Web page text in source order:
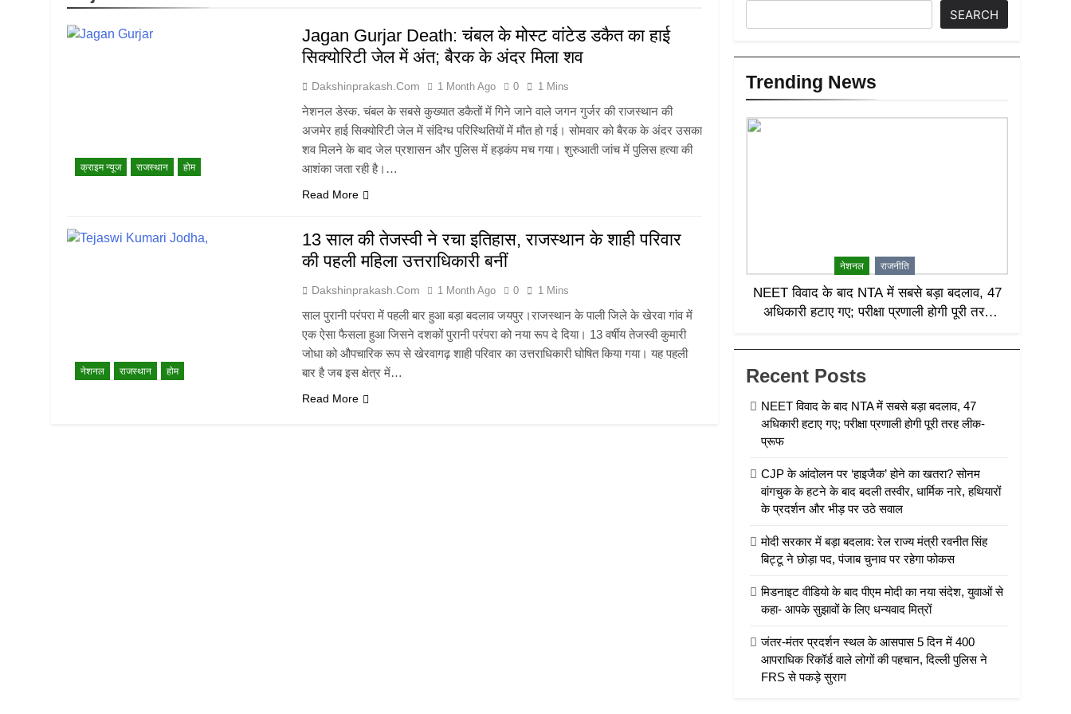
क्राइम न्यूज राजस्थान होम
Jagan Gurjar Death: चंबल के मोस्ट वांटेड डकैत का हाई
सिक्योरिटी जेल में अंत; बैरक के अंदर मिला शव
Dakshinprakash.com 1 Month Ago 0 1 Mins
नेशनल डेस्क. चंबल के सबसे कुख्यात डकैतों में गिने जाने वाले जगन गुर्जर की राजस्थान की
अजमेर हाई सिक्योरिटी जेल में संदिग्ध परिस्थितियों में मौत हो गई। सोमवार को बैरक के अंदर उसका
शव मिलने के बाद जेल प्रशासन और पुलिस में हड़कंप मच गया। शुरुआती जांच में पुलिस हत्या की
आशंका जता रही है।…
Read More
नेशनल राजस्थान होम
13 साल की तेजस्वी ने रचा इतिहास, राजस्थान के शाही परिवार
की पहली महिला उत्तराधिकारी बनीं
Dakshinprakash.com 1 Month Ago 0 1 Mins
साल पुरानी परंपरा में पहली बार हुआ बड़ा बदलाव जयपुर।राजस्थान के पाली जिले के खेरवा गांव में
एक ऐसा फैसला हुआ जिसने दशकों पुरानी परंपरा को नया रूप दे दिया। 13 वर्षीय तेजस्वी कुमारी
जोधा को औपचारिक रूप से खेरवागढ़ शाही परिवार का उत्तराधिकारी घोषित किया गया। यह पहली
बार है जब इस क्षेत्र में…
Read More
SEARCH
Trending News
नेशनल राजनीति
NEET विवाद के बाद NTA में सबसे बड़ा बदलाव, 47
अधिकारी हटाए गए; परीक्षा प्रणाली होगी पूरी तरह
Recent Posts
NEET विवाद के बाद NTA में सबसे बड़ा बदलाव, 47
अधिकारी हटाए गए; परीक्षा प्रणाली होगी पूरी तरह लीक-
प्रूफ
CJP के आंदोलन पर ‘हाइजैक’ होने का खतरा? सोनम
वांगचुक के हटने के बाद बदली तस्वीर, धार्मिक नारे, हथियारों
के प्रदर्शन और भीड़ पर उठे सवाल
मोदी सरकार में बड़ा बदलाव: रेल राज्य मंत्री रवनीत सिंह
बिट्टू ने छोड़ा पद, पंजाब चुनाव पर रहेगा फोकस
मिडनाइट वीडियो के बाद पीएम मोदी का नया संदेश, युवाओं से
कहा- आपके सुझावों के लिए धन्यवाद मित्रों
जंतर-मंतर प्रदर्शन स्थल के आसपास 5 दिन में 400
आपराधिक रिकॉर्ड वाले लोगों की पहचान, दिल्ली पुलिस ने
FRS से पकड़े सुराग